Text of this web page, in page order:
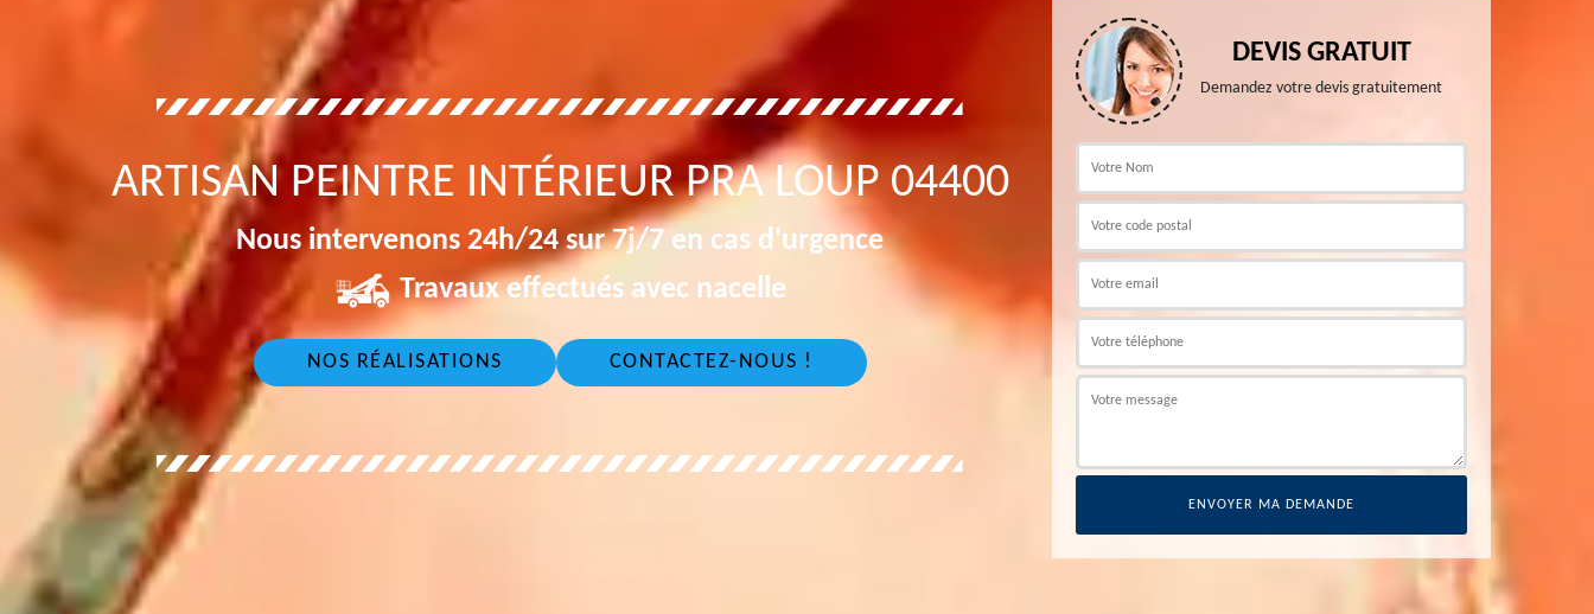
ARTISAN PEINTRE INTÉRIEUR PRA LOUP 04400
Nous intervenons 24h/24 sur 7j/7 en cas d'urgence
Travaux effectués avec nacelle
NOS RÉALISATIONS CONTACTEZ-NOUS !
DEVIS GRATUIT
Demandez votre devis gratuitement